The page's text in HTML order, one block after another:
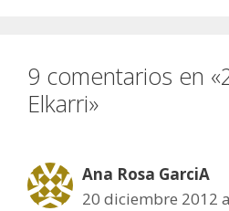
9 comentarios en
Elkarri»
Ana Rosa GarciA
20 diciembre 2012